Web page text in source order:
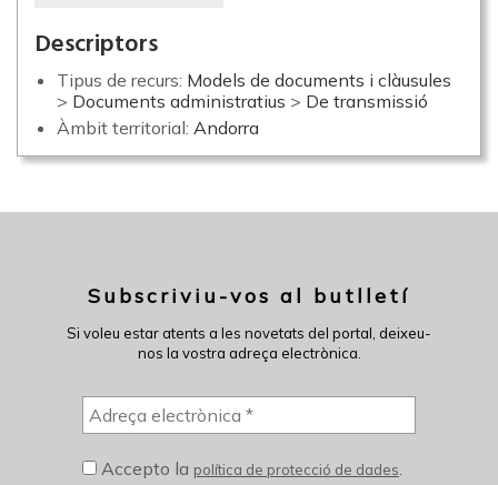
Descriptors
Tipus de recurs: Models de documents i clàusules
> Documents administratius > De transmissió
Àmbit territorial: Andorra
Subscriviu-vos al butlletí
Si voleu estar atents a les novetats del portal, deixeu-
nos la vostra adreça electrònica.
Accepto la política de protecció de dades.